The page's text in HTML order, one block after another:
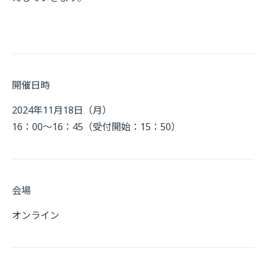
開催日時
2024年11月18日（月）
16：00～16：45（受付開始：15：50）
会場
オンライン